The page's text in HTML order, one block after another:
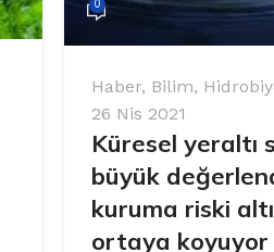
Evtipi su
0
Haber, Bilim,
26 Nis 2021
Küresel yeraltı
büyük
kuruma riski
ortaya koyuyor